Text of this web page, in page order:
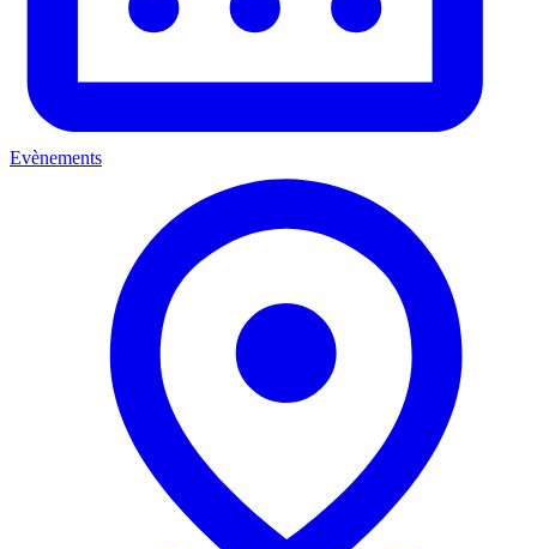
Evènements